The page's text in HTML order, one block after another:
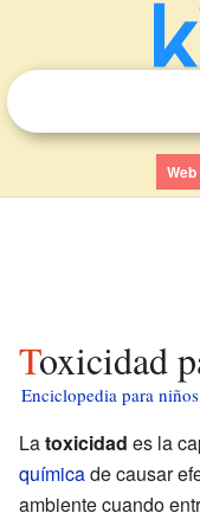
Web
Toxicidad
Enciclopedia para niños
Latoxicidad es la
químicade causar
ambiente cuando